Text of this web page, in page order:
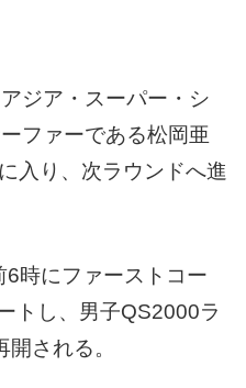
ジア・スーパー・シ
ファーである松岡亜
入り、次ラウンドへ進
時にファーストコー
トし、男子QS2000ラ
される。